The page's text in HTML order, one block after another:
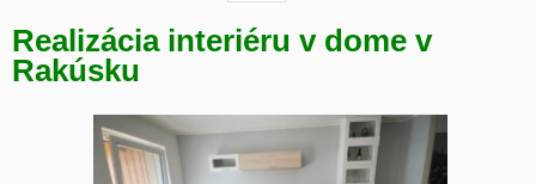
Realizácia interiéru v dome v
Rakúsku